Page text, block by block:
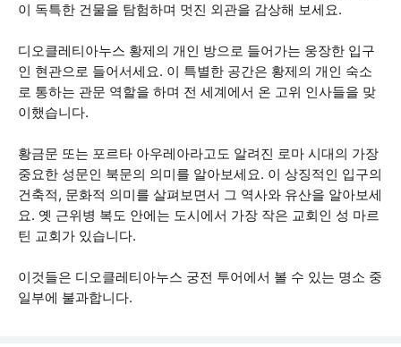
이 독특한 건물을 탐험하며 멋진 외관을 감상해 보세요.
디오클레티아누스 황제의 개인 방으로 들어가는 웅장한 입구
인 현관으로 들어서세요. 이 특별한 공간은 황제의 개인 숙소
로 통하는 관문 역할을 하며 전 세계에서 온 고위 인사들을 맞
이했습니다.
황금문 또는 포르타 아우레아라고도 알려진 로마 시대의 가장
중요한 성문인 북문의 의미를 알아보세요. 이 상징적인 입구의
건축적, 문화적 의미를 살펴보면서 그 역사와 유산을 알아보세
요. 옛 근위병 복도 안에는 도시에서 가장 작은 교회인 성 마르
틴 교회가 있습니다.
이것들은 디오클레티아누스 궁전 투어에서 볼 수 있는 명소 중
일부에 불과합니다.